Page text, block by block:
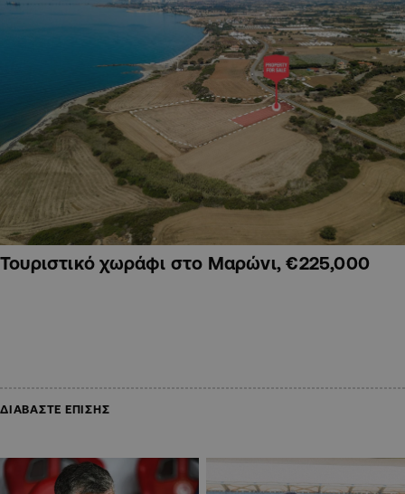
Τουριστικό χωράφι στο Μαρώνι, €225,000
ΔΙΑΒΑΣΤΕ ΕΠΙΣΗΣ